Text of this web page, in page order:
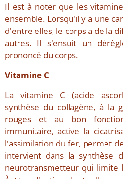
Il est à noter que les
ensemble. Lorsqu'il y a une
d'entre elles, le corps a de la
autres. Il s'ensuit un
prononcé du corps.
Vitamine C
La vitamine C (acide
synthèse du collagène, à la
rouges et au bon
immunitaire, active la
l'assimilation du fer, permet
intervient dans la synthèse
neurotransmetteur qui limite